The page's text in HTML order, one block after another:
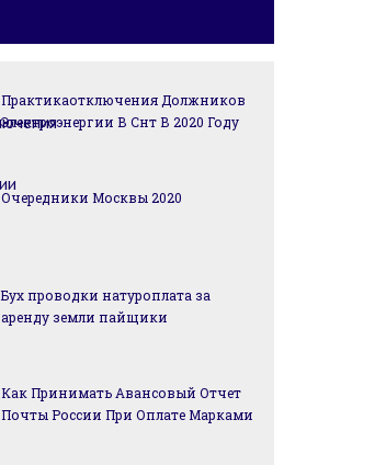
Практикаотключения Должников
Электроэнергии В Снт В 2020 Году
Очередники Москвы 2020
Бух проводки натуроплата за
аренду земли пайщики
Как Принимать Авансовый Отчет
Почты России При Оплате Марками